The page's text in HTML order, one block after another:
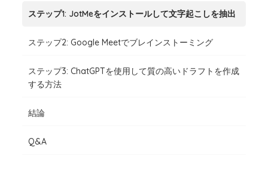
ステップ1: JotMeをインストールして文字起こしを抽出
ステップ2: Google Meetでブレインストーミング
ステップ3: ChatGPTを使用して質の高いドラフトを作成
する方法
結論
Q&A